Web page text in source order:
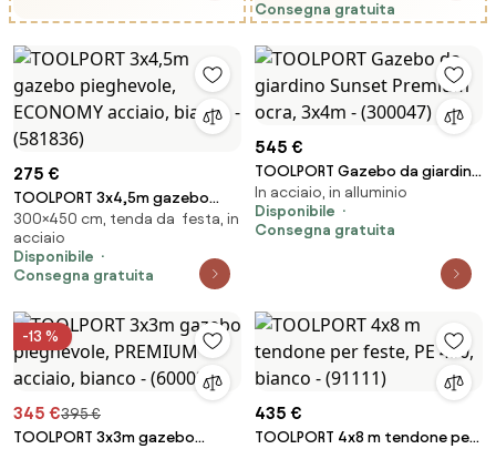
Consegna gratuita
275 €
TOOLPORT 3x4,5m gazebo
pieghevole, ECONOMY acciaio,
bianco - (581836)
300×450 cm, tenda da festa, in
acciaio
Disponibile
Consegna gratuita
545 €
TOOLPORT Gazebo da giardino
Sunset Premium ocra, 3x4m -
(300047)
In acciaio, in alluminio
Disponibile
Consegna gratuita
-13 %
345 €395 €
TOOLPORT 3x3m gazebo
435 €
TOOLPORT 4x8 m tendone per